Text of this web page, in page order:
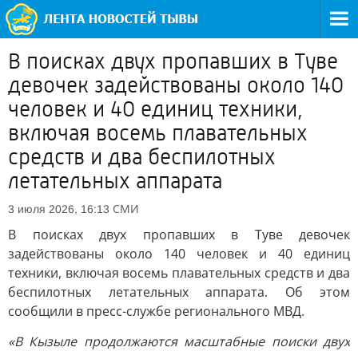
В поисках двух пропавших в Туве
девочек задействованы около 140
человек и 40 единиц техники,
включая восемь плавательных
средств и два беспилотных
летательных аппарата
3 июля 2026, 16:13 СМИ
В поисках двух пропавших в Туве девочек
задействованы около 140 человек и 40 единиц
техники, включая восемь плавательных средств и два
беспилотных летательных аппарата. Об этом
сообщили в пресс-службе регионального МВД.
«В Кызыле продолжаются масштабные поиски двух